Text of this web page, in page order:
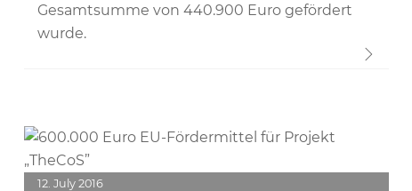
Gesamtsumme von 440.900 Euro gefördert
wurde.
Link
12 July 2016